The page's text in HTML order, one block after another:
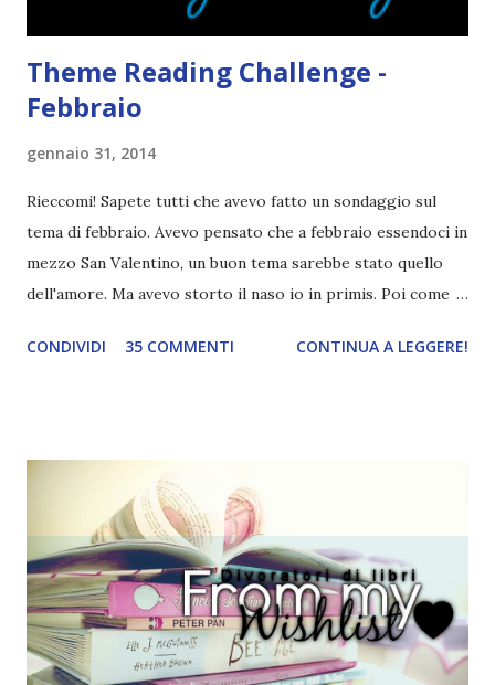
Theme Reading Challenge -
Febbraio
gennaio 31, 2014
Rieccomi! Sapete tutti che avevo fatto un sondaggio sul
tema di febbraio. Avevo pensato che a febbraio essendoci in
mezzo San Valentino, un buon tema sarebbe stato quello
dell'amore. Ma avevo storto il naso io in primis. Poi come
più difficili e fare decidere a voi lettori tra storie d'amore
farlo benissimo il prossimo mese, però visto che avrei
fatto decidere a uno di voi, il mese di febbraio era perfetto.
Dunque qual è questo tema, vi starete chiedendo. Il tema di
febbraio è libri ispirati alle favole! Che ve ne pare? Io avrei
un po' di titoli in wishlist ^^ Non avendo letto nessun libro
ispirato alle favole (D:), tutte voi lasciate solo un titolo e
poi a random ne sceglierò tre! Aggiornerò il post, oppure
CONDIVIDI 35 COMMENTI CONTINUA A LEGGERE!